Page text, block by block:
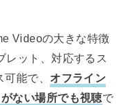
Videoの大きな特徴
レット、対応するス
能で、 オフライン
ない場所でも視聴で